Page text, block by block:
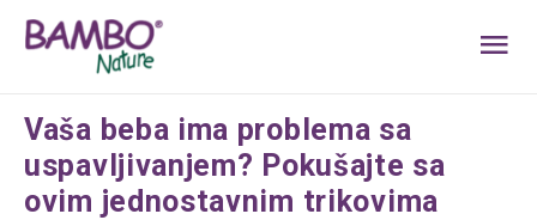
Vaša beba ima problema sa
uspavljivanjem? Pokušajte sa
ovim jednostavnim trikovima